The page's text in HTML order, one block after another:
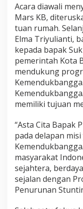
Acara diawali
Mars KB,
tuan rumah.
Elma Triyulianti,
kepada bapak
pemerintah Kota
mendukung
Kemendukbangga.
memiliki tujuan
“Asta Cita Bapak
pada delapan
masyarakat
sejahtera,
sejalan dengan
Penurunan